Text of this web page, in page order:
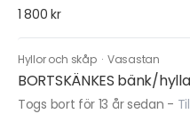
1 800 kr
Hyllor och skåp ·Vasastan
BORTSKÄNKES bänk/
Togs bort för 13 år sedan -